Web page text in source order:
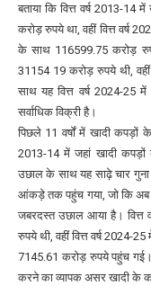
बताया कि वित्त वर्ष 2013-14
करोड़ रुपये था, वहीं वित्त वर्ष
के साथ 116599.75 करोड़
31154 19 करोड़ रुपये थी,
साथ यह वित्त वर्ष 2024-
सर्वाधिक विक्री है।
पिछले 11 वर्षों में खादी कपड़ों
2013-14 में जहां खादी कपड़ों
उछाल के साथ यह साढ़े चार
आंकड़े तक पहुंच गया, जो कि अब
जबरदस्त उछाल आया है। वित्त
रुपये थी, वहीं वित्त वर्ष 2024-
7145.61 करोड़ रुपये पहुंच गई।
करने का व्यापक असर खादी के